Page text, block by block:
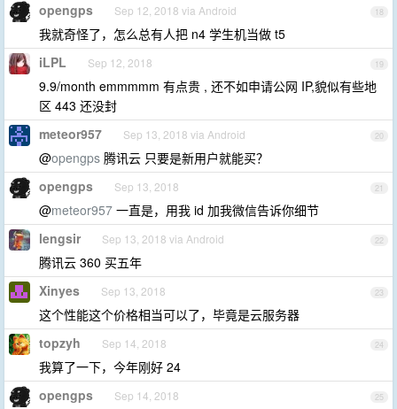
18
opengps Sep 12, 2018 via Android
我就奇怪了，怎么总有人把 n4 学生机当做 t5
19
iLPL Sep 12, 2018
9.9/month emmmmm 有点贵 , 还不如申请公网 IP,貌似有些地
区 443 还没封
20
meteor957 Sep 13, 2018 via Android
@opengps 腾讯云 只要是新用户就能买？
21
opengps Sep 13, 2018
@meteor957 一直是，用我 id 加我微信告诉你细节
22
lengsir Sep 13, 2018 via Android
腾讯云 360 买五年
23
Xinyes Sep 13, 2018
这个性能这个价格相当可以了，毕竟是云服务器
24
topzyh Sep 14, 2018
我算了一下，今年刚好 24
25
opengps Sep 14, 2018